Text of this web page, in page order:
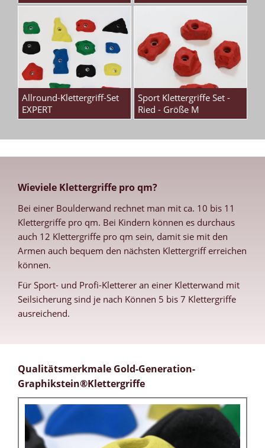
Allround-Klettergriff-Set
EXPERT
Sport Klettergriffe Set -
Ried - Größe M
Wieviele Klettergriffe pro qm?
Bei einer Boulderwand rechnet man mit ca. 10 bis 11
Klettergriffe pro qm. Bei Kindern können es durchaus
auch 12 Klettergriffe pro qm sein, damit sie mit den
Armen auch bequem den nächsten Klettergriff erreichen
können.
Für Sport- und Profi-Kletterer an einer Kletterwand mit
Seilsicherung sind je nach Können 5 bis 7 Klettergriffe
ausreichend.
Qualitätsmerkmale Gold-Generation-
Graphikstein®Klettergriffe